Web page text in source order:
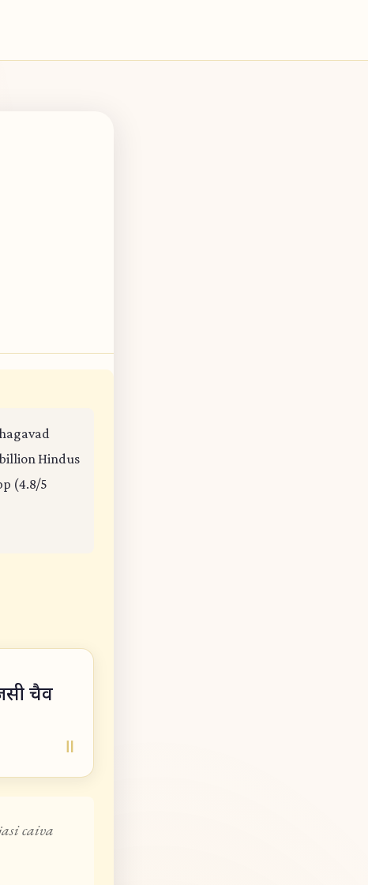
billion Hindus
(4.8/5
चैव
caiva